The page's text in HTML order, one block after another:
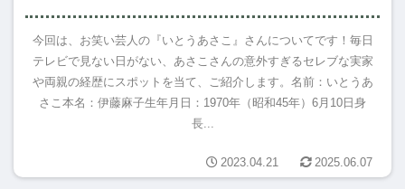
今回は、お笑い芸人の『いとうあさこ』さんについてです！毎日
テレビで見ない日がない、あさこさんの意外すぎるセレブな実家
や両親の経歴にスポットを当て、ご紹介します。名前：いとうあ
さこ本名：伊藤麻子生年月日：1970年（昭和45年）6月10日身
長...
2023.04.21 2025.06.07